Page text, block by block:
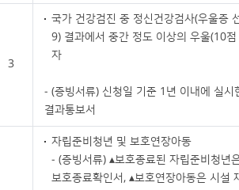
3
국가 건강검진 중 정신건강검사(우울증
9) 결과에서 중간 정도 이상의 우울(10점
자
- (증빙서류) 신청일 기준 1년 이내에 실시
결과통보서
자립준비청년 및 보호연장아동
- (증빙서류) ▴보호종료된 자립준비청년
보호종료확인서, ▴보호연장아동은 시설